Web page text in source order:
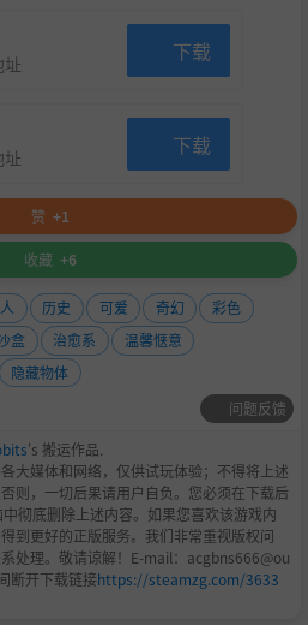
下载
下载
赞 +1
收藏 +6
历史 可爱 奇幻
彩色
盒 治愈系
温馨惬意
隐藏物体
问题反馈
's 搬运作品.
大媒体和网络，仅供试玩体验；不得将上述
则，一切后果请用户自负。您必须在下载后
彻底删除上述内容。如果您喜欢该游戏内
到更好的正版服务。我们非常重视版权问
处理。敬请谅解！E-mail：acgbns666@ou
断开下载链接https://steamzg.com/3633